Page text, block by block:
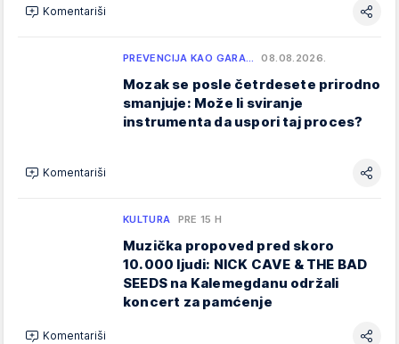
Komentariši
PREVENCIJA KAO GARA… 08.08.2026.
Mozak se posle četrdesete prirodno
smanjuje: Može li sviranje
instrumenta da uspori taj proces?
Komentariši
KULTURA PRE 15 H
Muzička propoved pred skoro
10.000 ljudi: NICK CAVE & THE BAD
SEEDS na Kalemegdanu održali
koncert za pamćenje
Komentariši